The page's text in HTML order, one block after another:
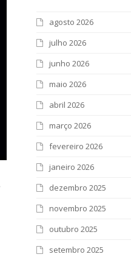
agosto 2026
julho 2026
junho 2026
maio 2026
abril 2026
março 2026
fevereiro 2026
janeiro 2026
dezembro 2025
novembro 2025
outubro 2025
setembro 2025